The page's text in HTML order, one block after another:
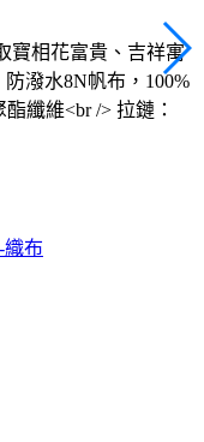
寶相花富貴、吉祥寓
潑水8N帆布，100%
纖維<br /> 拉鏈：
織布